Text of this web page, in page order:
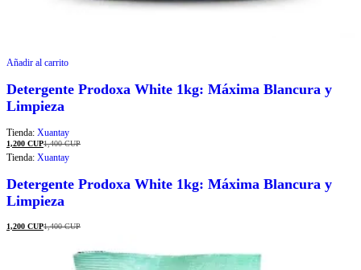
Añadir al carrito
Detergente Prodoxa White 1kg: Máxima Blancura y
Limpieza
Tienda: Xuantay
1,200 CUP1,400CUP
Tienda: Xuantay
Detergente Prodoxa White 1kg: Máxima Blancura y
Limpieza
1,200 CUP1,400CUP